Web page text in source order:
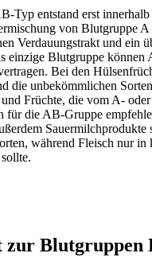
Typ entstand erst
von Blutgruppe
Verdauungstrakt und ein
einzige Blutgruppe können
Bei den
die unbekömmlichen
und Früchte, die vom A-
für die AB-Gruppe
Sauermilchprodukte
während Fleisch nur in
zur Blutgruppen